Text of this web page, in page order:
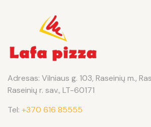
Adresas: Vilniaus g. 103, Raseinių m.,
Raseinių r. sav., LT-60171
Tel: +370 616 85555